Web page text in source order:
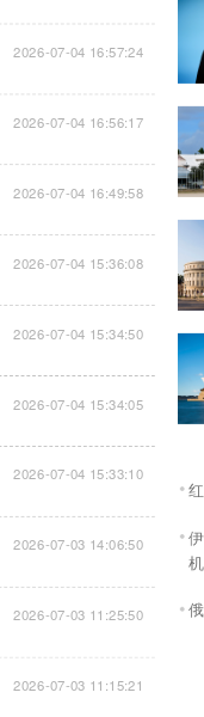
2026-07-04 16:57:24
2026-07-04 16:56:17
2026-07-04 16:49:58
2026-07-04 15:36:08
2026-07-04 15:34:50
2026-07-04 15:34:05
2026-07-04 15:33:10
2026-07-03 14:06:50
2026-07-03 11:25:50
2026-07-03 11:15:21
机